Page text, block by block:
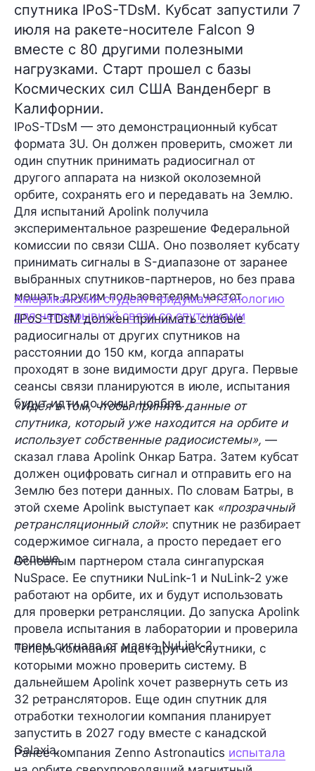
спутника IPoS-TDsM. Кубсат запустили 7
июля на ракете-носителе Falcon 9
вместе с 80 другими полезными
нагрузками. Старт прошел с базы
Космических сил США Ванденберг в
Калифорнии.
IPoS-TDsM — это демонстрационный кубсат
формата 3U. Он должен проверить, сможет ли
один спутник принимать радиосигнал от
другого аппарата на низкой околоземной
орбите, сохранять его и передавать на Землю.
Для испытаний Apolink получила
экспериментальное разрешение Федеральной
комиссии по связи США. Оно позволяет кубсату
принимать сигналы в S-диапазоне от заранее
выбранных спутников-партнеров, но без права
мешать другим пользователям частот.
Американский студент придумал технологию
для непрерывной связи со спутниками
IIPoS-TDsM должен принимать слабые
радиосигналы от других спутников на
расстоянии до 150 км, когда аппараты
проходят в зоне видимости друг друга. Первые
сеансы связи планируются в июле, испытания
будут идти до конца ноября.
«Идея в том, чтобы принять данные от
спутника, который уже находится на орбите и
использует собственные радиосистемы», —
сказал глава Apolink Онкар Батра. Затем кубсат
должен оцифровать сигнал и отправить его на
Землю без потери данных. По словам Батры, в
этой схеме Apolink выступает как «прозрачный
ретрансляционный слой»: спутник не разбирает
содержимое сигнала, а просто передает его
дальше.
Основным партнером стала сингапурская
NuSpace. Ее спутники NuLink-1 и NuLink-2 уже
работают на орбите, их и будут использовать
для проверки ретрансляции. До запуска Apolink
провела испытания в лаборатории и проверила
прием сигнала от маяка NuLink-2.
Теперь компания ищет другие спутники, с
которыми можно проверить систему. В
дальнейшем Apolink хочет развернуть сеть из
32 ретрансляторов. Еще один спутник для
отработки технологии компания планирует
запустить в 2027 году вместе с канадской
Galaxia.
Ранее компания Zenno Astronautics испытала